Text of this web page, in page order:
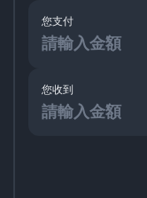
您支付
您收到